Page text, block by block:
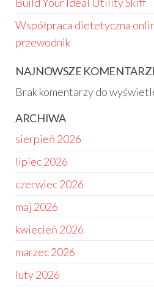
Współpraca dietetyczna
przewodnik
NAJNOWSZE
Brak komentarzy do
ARCHIWA
sierpień 2026
lipiec 2026
czerwiec 2026
maj 2026
kwiecień 2026
marzec 2026
luty 2026